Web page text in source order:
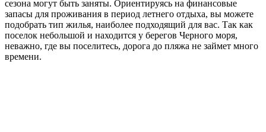
сезона могут быть заняты. Ориентируясь на финансовые
запасы для проживания в период летнего отдыха, вы можете
подобрать тип жилья, наиболее подходящий для вас. Так как
поселок небольшой и находится у берегов Черного моря,
неважно, где вы поселитесь, дорога до пляжа не займет много
времени.